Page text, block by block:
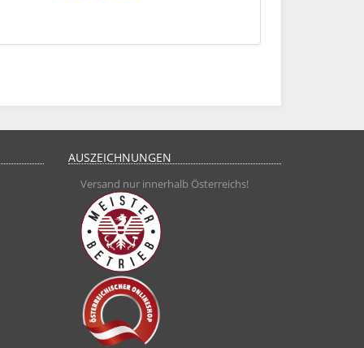
AUSZEICHNUNGEN
Versand nur innerhalb Österreichs!